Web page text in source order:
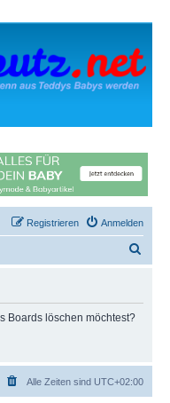
Anmelden
Registrieren
Boards löschen möchtest?
Alle Zeiten sind UTC+02:00